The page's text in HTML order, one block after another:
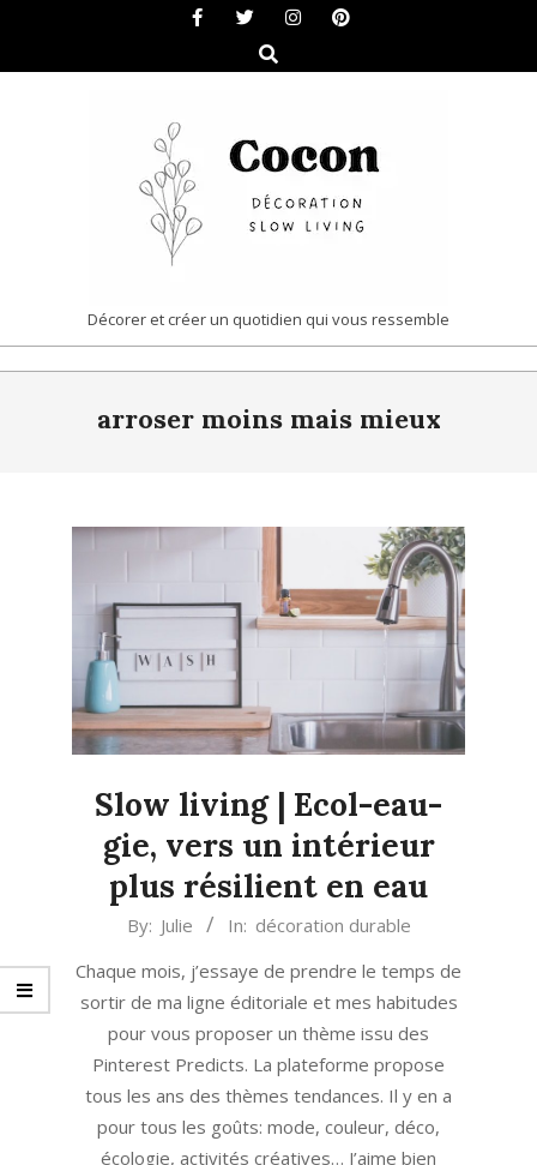
content
Search
COCON
|
DÉCORATION
LIVING
Décorer et créer un quotidien qui vous ressemble
arroser moins mais mieux
Slow living | Ecol-eau-
gie, vers un intérieur
plus résilient en eau
10
By: Julie In: décoration durable
Chaque mois, j’essaye de prendre le temps de
sortir de ma ligne éditoriale et mes habitudes
pour vous proposer un thème issu des
Pinterest Predicts. La plateforme propose
tous les ans des thèmes tendances. Il y en a
pour tous les goûts: mode, couleur, déco,
écologie, activités créatives… J’aime bien